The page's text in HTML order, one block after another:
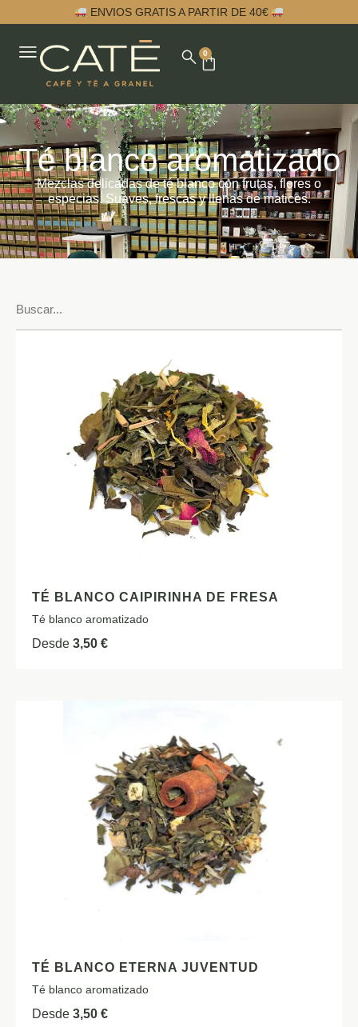
ENVIOS GRATIS A PARTIR DE 40€
0
Té blanco aromatizado
Mezclas delicadas de té blanco con frutas, flores o
especias. Suaves, frescas y llenas de matices.
TÉ BLANCO CAIPIRINHA DE FRESA
Té blanco aromatizado
Desde 3,50 €
TÉ BLANCO ETERNA JUVENTUD
Té blanco aromatizado
Desde 3,50 €